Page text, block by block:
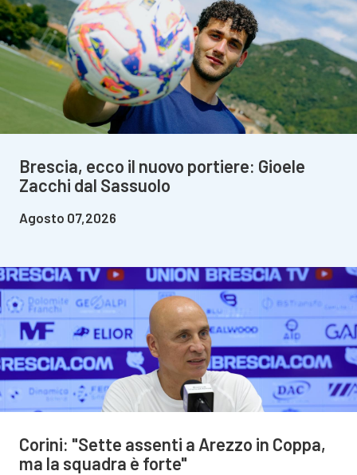
Brescia, ecco il nuovo portiere: Gioele
Zacchi dal Sassuolo
Agosto 07,2026
Corini: "Sette assenti a Arezzo in Coppa,
ma la squadra è forte"